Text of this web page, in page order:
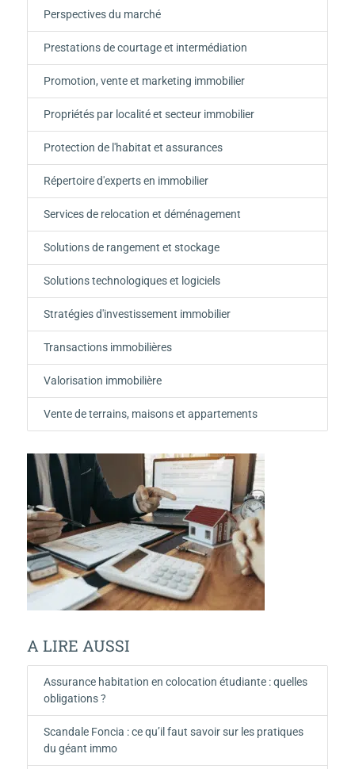
Perspectives du marché
Prestations de courtage et intermédiation
Promotion, vente et marketing immobilier
Propriétés par localité et secteur immobilier
Protection de l'habitat et assurances
Répertoire d'experts en immobilier
Services de relocation et déménagement
Solutions de rangement et stockage
Solutions technologiques et logiciels
Stratégies d'investissement immobilier
Transactions immobilières
Valorisation immobilière
Vente de terrains, maisons et appartements
A LIRE AUSSI
Assurance habitation en colocation étudiante : quelles
obligations ?
Scandale Foncia : ce qu’il faut savoir sur les pratiques
du géant immo